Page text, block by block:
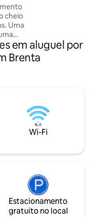
cheio
Uma
de
uma
estadia (máximo
em aluguel por
Brenta
Wi-Fi
Estacionamento
gratuito no local